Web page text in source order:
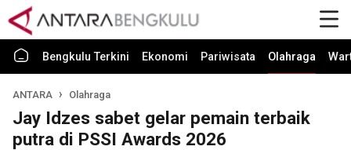
Bengkulu Terkini Ekonomi Pariwisata Olahraga
ANTARA Olahraga
Jay Idzes sabet gelar pemain terbaik
putra di PSSI Awards 2026